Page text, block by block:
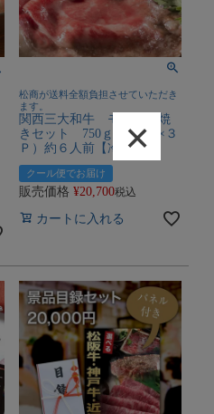
松商が送料全額負担させていただき
ます。
関西三大和牛 モモすき焼
きセット 750ｇ（250ｇ×３
Ｐ）約６人前【冷凍】
クール便でお届け
販売価格 ¥20,700税込
カートに入れる
×